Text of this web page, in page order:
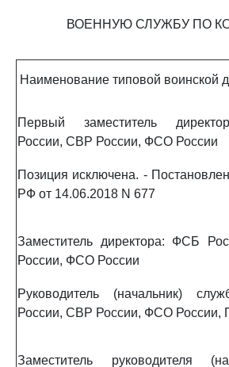
ВОЕННУЮ СЛУЖБУ ПО
Наименование типовой воинской
Первый заместитель
России, СВР России, ФСО России
Позиция исключена. -
РФ от 14.06.2018 N 677
Заместитель директора: ФСБ
России, ФСО России
Руководитель (начальник)
России, СВР России, ФСО России,
Заместитель руководителя